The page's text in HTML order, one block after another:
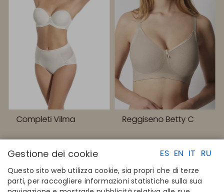
Completi Vilma Reggiseno Betty C
ES EN IT RU
Gestione dei cookie
Questo sito web utilizza cookie, sia propri che di terze
parti, per raccogliere informazioni statistiche sulla sua